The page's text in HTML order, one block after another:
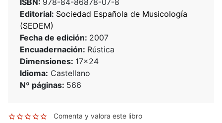
Editorial: Sociedad Española de Musicología
(SEDEM)
Fecha de edición: 2007
Encuadernación: Rústica
Dimensiones: 17x24
Idioma: Castellano
Nº páginas: 566
Comenta y valora este libro